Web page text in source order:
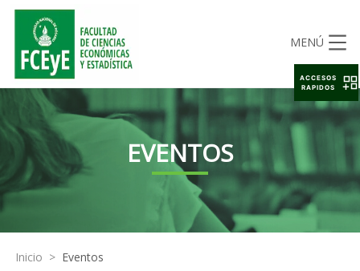
MENÚ
EVENTOS
Inicio > Eventos
ACCESOS
RAPIDOS